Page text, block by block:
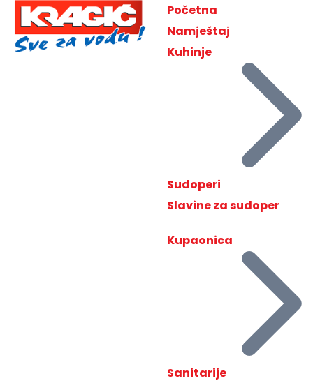
Početna
Namještaj
Kuhinje
Sudoperi
Slavine za sudoper
Kupaonica
Sanitarije